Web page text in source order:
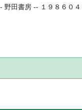
田書房 -- １９８６０